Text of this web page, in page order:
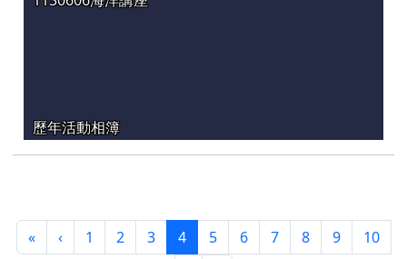
歷年活動相簿
«第一頁
‹上一頁
1 2 3 4(目前頁次)
5 6 7 8 9
10